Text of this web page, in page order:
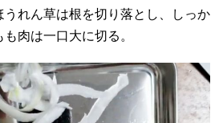
れん草は根を切り落とし、しっか
肉は一口大に切る。